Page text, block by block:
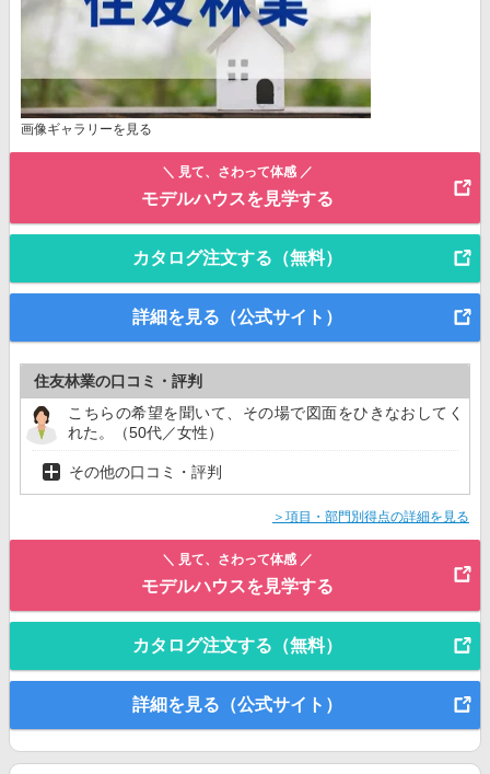
画像ギャラリーを見る
＼ 見て、さわって体感 ／
モデルハウスを見学する
カタログ注文する（無料）
詳細を見る（公式サイト）
住友林業の口コミ・評判
こちらの希望を聞いて、その場で図面をひきなおしてく
れた。（50代／女性）
その他の口コミ・評判
＞項目・部門別得点の詳細を見る
＼ 見て、さわって体感 ／
モデルハウスを見学する
カタログ注文する（無料）
詳細を見る（公式サイト）